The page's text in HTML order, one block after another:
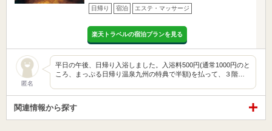
日帰り 宿泊 エステ・マッサージ
楽天トラベルの宿泊プランを見る
匿名
平日の午後、日帰り入浴しました。入浴料500円(通常1000円のと
ころ、まっぷる日帰り温泉九州の特典で半額)を払って、３階…
関連情報から探す